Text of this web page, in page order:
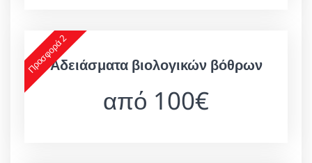
Προσφορά 2Αδειάσματα βιολογικών βόθρων
από 100€